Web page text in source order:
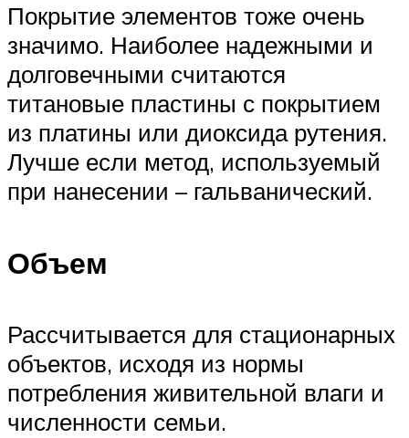
Покрытие элементов тоже очень
значимо. Наиболее надежными и
долговечными считаются
титановые пластины с покрытием
из платины или диоксида рутения.
Лучше если метод, используемый
при нанесении – гальванический.
Объем
Рассчитывается для стационарных
объектов, исходя из нормы
потребления живительной влаги и
численности семьи.